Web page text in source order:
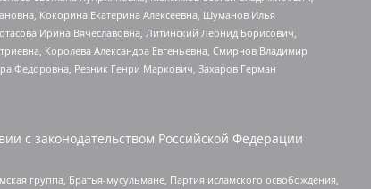
Кокорина Екатерина Алексеевна, Шуманов Илья
Ирина Вячеславовна, Литинский Леонид Борисович,
Королева Александра Евгеньевна, Смирнов Владимир
Федоровна, Резник Генри Маркович, Захаров Герман
с законодательством Российской Федерации
группа, Братья-мусульмане, Партия исламского освобождения,